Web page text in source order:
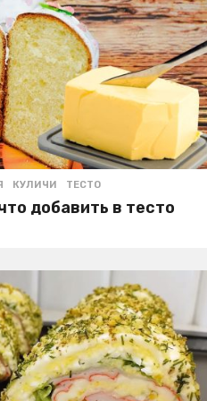
,КУЛИЧИ ,ТЕСТО
добавить в тесто